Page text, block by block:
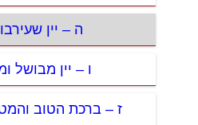
ה – יין
ו – יין מבושל
ז – ברכת הטוב